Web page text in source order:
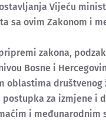
Vijeću
sa ovim Zakonom i
zakona,
Bosne i
oblastima društvenog
za izmjene i
i